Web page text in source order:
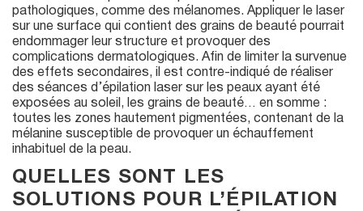
pathologiques, comme des mélanomes. Appliquer le laser
sur une surface qui contient des grains de beauté pourrait
endommager leur structure et provoquer des
complications dermatologiques. Afin de limiter la survenue
des effets secondaires, il est contre-indiqué de réaliser
des séances d’épilation laser sur les peaux ayant été
exposées au soleil, les grains de beauté… en somme :
toutes les zones hautement pigmentées, contenant de la
mélanine susceptible de provoquer un échauffement
inhabituel de la peau.
QUELLES SONT LES
SOLUTIONS POUR L’ÉPILATION